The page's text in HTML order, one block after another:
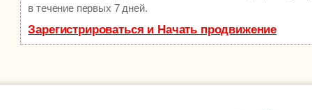
в течение первых 7 дней.
Зарегистрироваться и Начать продвижение